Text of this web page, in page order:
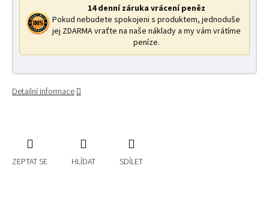
14 denní záruka vrácení peněz
Pokud nebudete spokojeni s produktem, jednoduše
jej ZDARMA vraťte na naše náklady a my vám vrátíme
peníze.
Detailní informace
ZEPTAT SE HLÍDAT SDÍLET